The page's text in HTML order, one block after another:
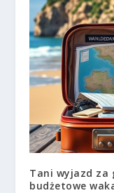
Tani wyjazd za
budżetowe